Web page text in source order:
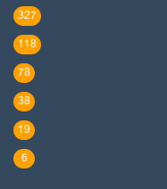
327
118
78
38
19
6